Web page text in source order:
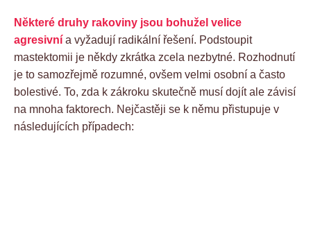
Některé druhy rakoviny jsou bohužel velice
agresivní a vyžadují radikální řešení. Podstoupit
mastektomii je někdy zkrátka zcela nezbytné. Rozhodnutí
je to samozřejmě rozumné, ovšem velmi osobní a často
bolestivé. To, zda k zákroku skutečně musí dojít ale závisí
na mnoha faktorech. Nejčastěji se k němu přistupuje v
následujících případech: